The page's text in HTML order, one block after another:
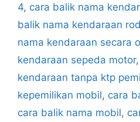
4, cara balik nama
balik nama kendaraan
nama kendaraan secara
kendaraan sepeda motor,
kendaraan tanpa ktp
kepemilikan mobil, cara
cara balik nama mobil,